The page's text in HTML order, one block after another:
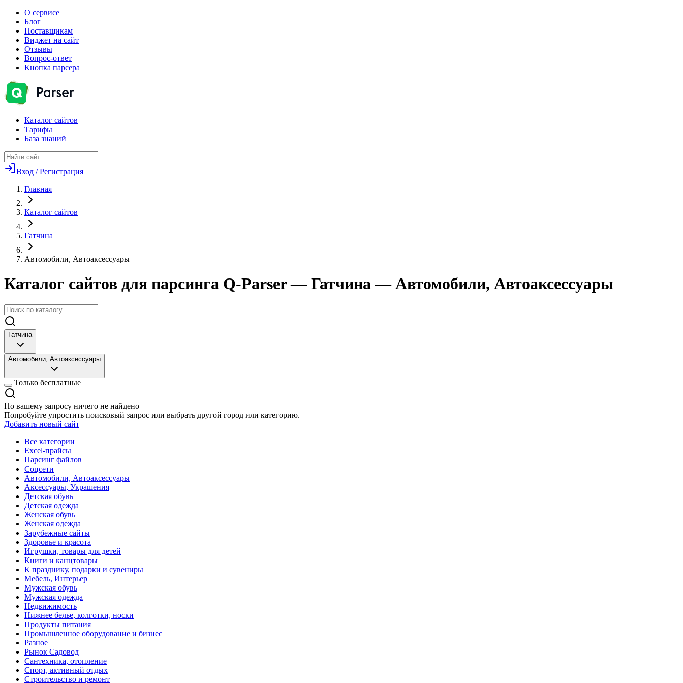
О сервисе
Блог
Поставщикам
Виджет на сайт
Отзывы
Вопрос-ответ
Кнопка парсера
Каталог сайтов
Тарифы
База знаний
Вход / Регистрация
Главная
Каталог сайтов
Гатчина
Автомобили, Автоаксессуары
Каталог сайтов для парсинга Q-Parser— Гатчина — Автомобили, Автоаксессуары
Гатчина
Автомобили, Автоаксессуары
Только бесплатные
По вашему запросу ничего не найдено
Попробуйте упростить поисковый запрос или выбрать другой город или категорию.
Добавить новый сайт
Все категории
Excel-прайсы
Парсинг файлов
Соцсети
Автомобили, Автоаксессуары
Аксессуары, Украшения
Детская обувь
Детская одежда
Женская обувь
Женская одежда
Зарубежные сайты
Здоровье и красота
Игрушки, товары для детей
Книги и канцтовары
К празднику, подарки и сувениры
Мебель, Интерьер
Мужская обувь
Мужская одежда
Недвижимость
Нижнее белье, колготки, носки
Продукты питания
Промышленное оборудование и бизнес
Разное
Рынок Садовод
Сантехника, отопление
Спорт, активный отдых
Строительство и ремонт